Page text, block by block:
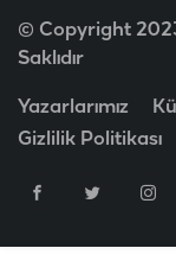
© Copyright
Saklıdır
Yazarlarımız
Gizlilik Politikası